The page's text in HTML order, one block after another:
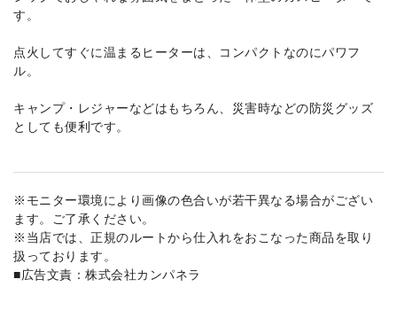
す。
点火してすぐに温まるヒーターは、コンパクトなのにパワフ
ル。
キャンプ・レジャーなどはもちろん、災害時などの防災グッズ
としても便利です。
※モニター環境により画像の色合いが若干異なる場合がござい
ます。ご了承ください。
※当店では、正規のルートから仕入れをおこなった商品を取り
扱っております。
■広告文責：株式会社カンパネラ